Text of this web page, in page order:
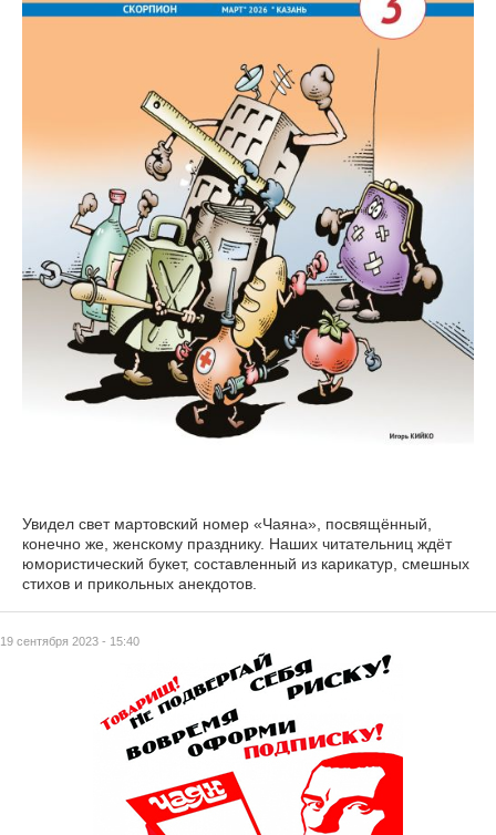
19 сентября 2023 - 15:40
Увидел свет мартовский номер «Чаяна», посвящённый,
конечно же, женскому празднику. Наших читательниц ждёт
юмористический букет, составленный из карикатур, смешных
стихов и прикольных анекдотов.